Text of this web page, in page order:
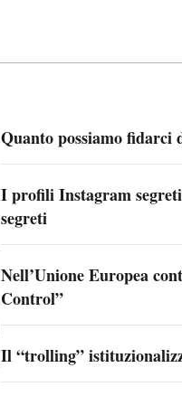
Quanto possiamo fidarci
I profili Instagram
segreti
Nell’Unione Europea
Control”
Il “trolling”